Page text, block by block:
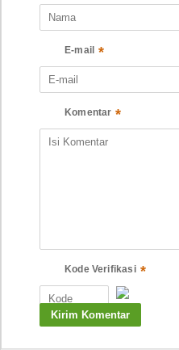
E-mail *
Komentar *
Kode Verifikasi *